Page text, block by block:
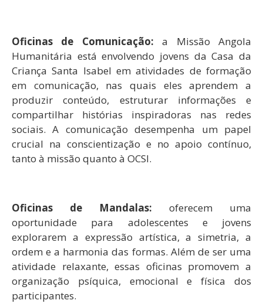
Oficinas de Comunicação: a Missão Angola
Humanitária está envolvendo jovens da Casa da
Criança Santa Isabel em atividades de formação
em comunicação, nas quais eles aprendem a
produzir conteúdo, estruturar informações e
compartilhar histórias inspiradoras nas redes
sociais. A comunicação desempenha um papel
crucial na conscientização e no apoio contínuo,
tanto à missão quanto à OCSI.
Oficinas de Mandalas: oferecem uma
oportunidade para adolescentes e jovens
explorarem a expressão artística, a simetria, a
ordem e a harmonia das formas. Além de ser uma
atividade relaxante, essas oficinas promovem a
organização psíquica, emocional e física dos
participantes.